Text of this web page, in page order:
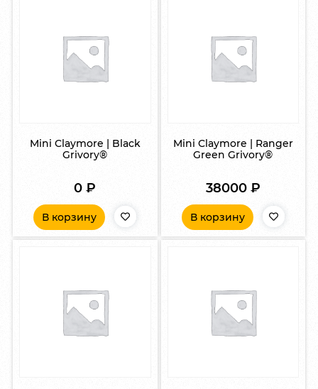
Mini Claymore | Black
Grivory®
0₽
В корзину
Mini Claymore | Ranger
Green Grivory®
38000 ₽
В корзину